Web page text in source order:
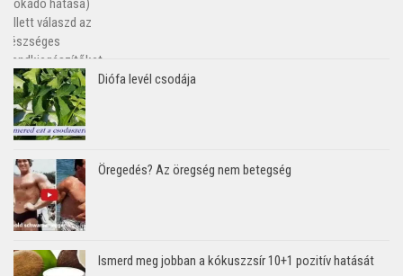
Diófa levél csodája
Öregedés? Az öregség nem betegség
Ismerd meg jobban a kókuszzsír 10+1 pozitív hatását